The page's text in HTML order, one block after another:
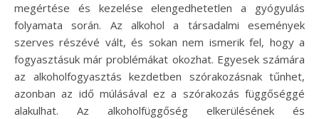
megértése és kezelése elengedhetetlen a gyógyulás
folyamata során. Az alkohol a társadalmi események
szerves részévé vált, és sokan nem ismerik fel, hogy a
fogyasztásuk már problémákat okozhat. Egyesek számára
az alkoholfogyasztás kezdetben szórakozásnak tűnhet,
azonban az idő múlásával ez a szórakozás függőséggé
alakulhat. Az alkoholfüggőség elkerülésének és